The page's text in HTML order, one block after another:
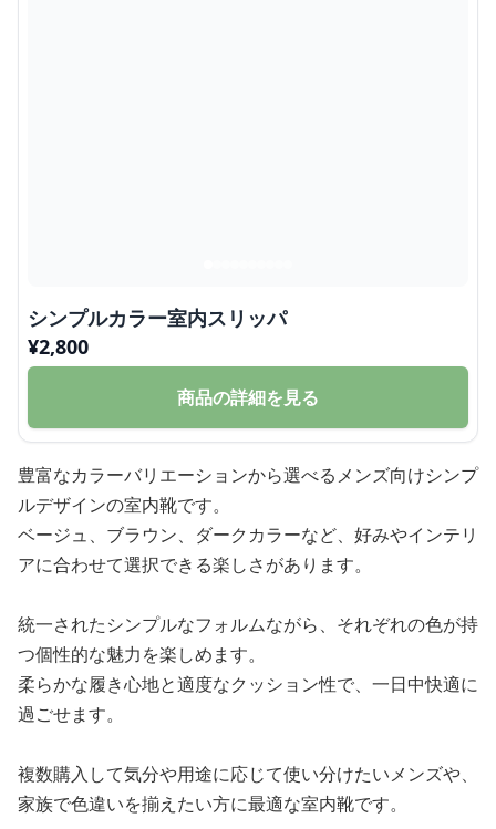
シンプルカラー室内スリッパ
¥2,800
商品の詳細を見る
豊富なカラーバリエーションから選べるメンズ向けシンプ
ルデザインの室内靴です。
ベージュ、ブラウン、ダークカラーなど、好みやインテリ
アに合わせて選択できる楽しさがあります。
統一されたシンプルなフォルムながら、それぞれの色が持
つ個性的な魅力を楽しめます。
柔らかな履き心地と適度なクッション性で、一日中快適に
過ごせます。
複数購入して気分や用途に応じて使い分けたいメンズや、
家族で色違いを揃えたい方に最適な室内靴です。